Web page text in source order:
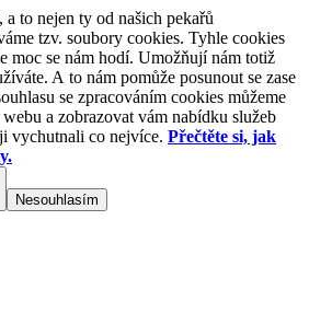
to nejen ty od našich pekařů
tzv. soubory cookies. Tyhle cookies
moc se nám hodí. Umožňují nám totiž
A to nám pomůže posunout se zase
se zpracováním cookies můžeme
a zobrazovat vám nabídku služeb
vychutnali co nejvíce. Přečtěte si, jak
Nesouhlasím